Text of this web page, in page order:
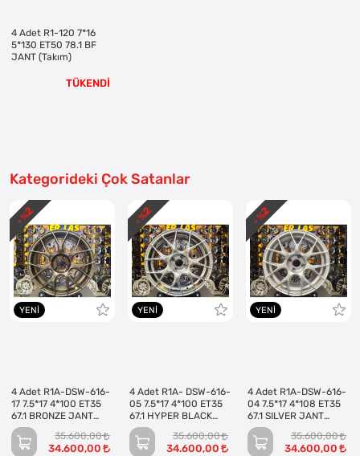
4 Adet R1-120 7*16
5*130 ET50 78.1 BF
JANT (Takım)
TÜKENDİ
Kategorideki Çok Satanlar
YENI
4 Adet R1A-DSW-616-
17 7.5*17 4*100 ET35
67.1 BRONZE JANT
(Takım)
35.600,00
34.600,00
- %
2
YENI
4 Adet R1A- DSW-616-
05 7.5*17 4*100 ET35
67.1 HYPER BLACK
JANT (Takım)
35.600,00
34.600,00
- %
2
YENI
4 Adet R1A-DSW-616-
04 7.5*17 4*108 ET35
67.1 SILVER JANT
(Takım)
35.600,00
34.600,00
- %
2